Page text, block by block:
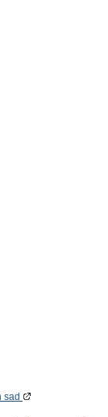
sad